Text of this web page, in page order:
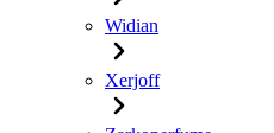
Widian
Xerjoff